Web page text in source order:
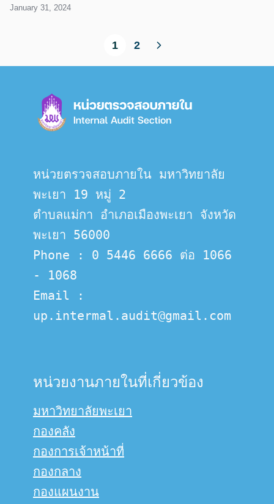
January 31, 2024
1 2
หน่วยตรวจสอบภายใน มหาวิทยาลัย
พะเยา 19 หมู่ 2
ตำบลแม่กา อำเภอเมืองพะเยา จังหวัด
พะเยา 56000
Phone : 0 5446 6666 ต่อ 1066
- 1068
Email :
up.intermal.audit@gmail.com
หน่วยงานภายในที่เกี่ยวข้อง
มหาวิทยาลัยพะเยา
กองคลัง
กองการเจ้าหน้าที่
กองกลาง
กองแผนงาน